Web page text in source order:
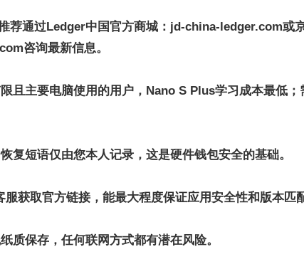
荐通过Ledger中国官方商城 ： jd-china-ledger.com或
咨询最新信息。
且主要电脑使用的用户，Nano S Plus学习成本最低
复短语仅由您本人记录，这是硬件钱包安全的基础。
获取官方链接，能最大程度保证应用安全性和版本匹配
质保存，任何联网方式都有潜在风险。